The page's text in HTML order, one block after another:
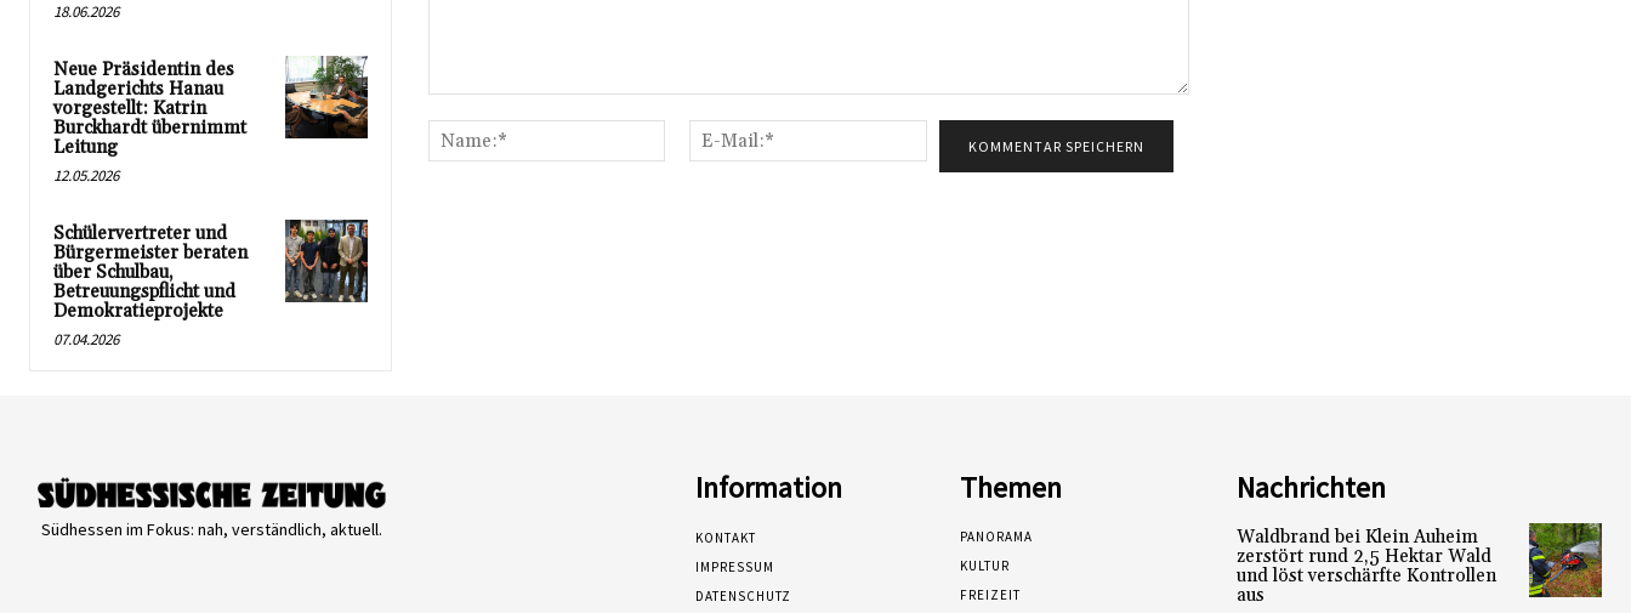
18.06.2026
Neue Präsidentin des
Landgerichts Hanau
vorgestellt: Katrin
Burckhardt übernimmt
Leitung
12.05.2026
Schülervertreter und
Bürgermeister beraten
über Schulbau,
Betreuungspflicht und
Demokratieprojekte
07.04.2026
Name:*
Mail:*
Südhessen im Fokus: nah, verständlich, aktuell.
Information
KONTAKT
IMPRESSUM
DATENSCHUTZ
Themen
PANORAMA
KULTUR
FREIZEIT
Nachrichten
Waldbrand bei Klein Auheim
zerstört rund 2,5 Hektar Wald
und löst verschärfte Kontrollen
aus